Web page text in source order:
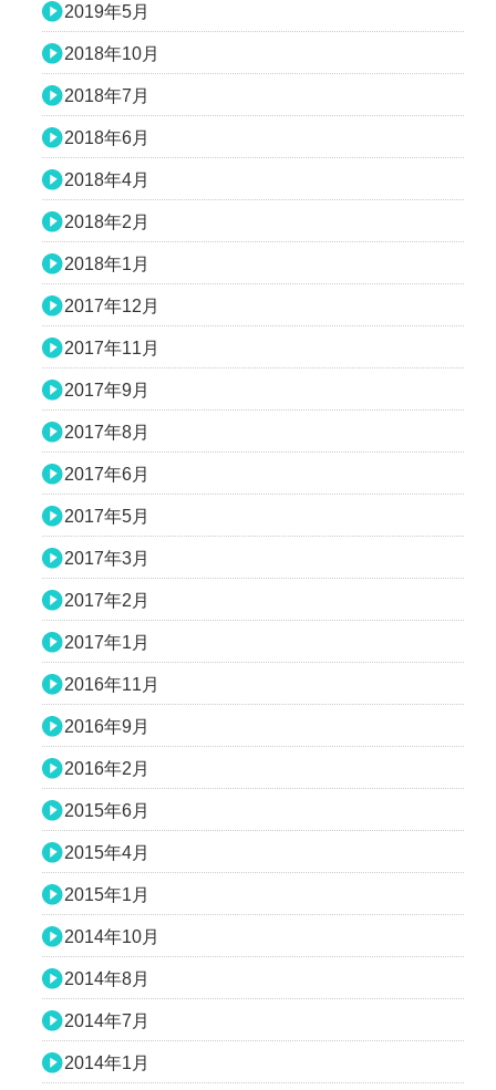
2019年5月
2018年10月
2018年7月
2018年6月
2018年4月
2018年2月
2018年1月
2017年12月
2017年11月
2017年9月
2017年8月
2017年6月
2017年5月
2017年3月
2017年2月
2017年1月
2016年11月
2016年9月
2016年2月
2015年6月
2015年4月
2015年1月
2014年10月
2014年8月
2014年7月
2014年1月